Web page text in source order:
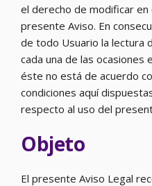
el derecho de modificar
presente Aviso. En
de todo Usuario la lectura
cada una de las ocasiones
éste no está de acuerdo
condiciones aquí
respecto al uso del
Objeto
El presente Aviso Legal